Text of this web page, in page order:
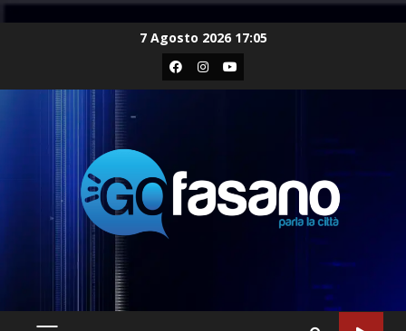
7 Agosto 2026 17:05
Facebook
Instagram
Youtube